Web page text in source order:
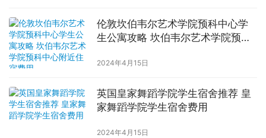
伦敦坎伯韦尔艺术学院预科中心学
生公寓攻略 坎伯韦尔艺术学院预科
2024年4月15日
英国皇家舞蹈学院学生宿舍推荐 皇
家舞蹈学院学生宿舍费用
2024年4月15日